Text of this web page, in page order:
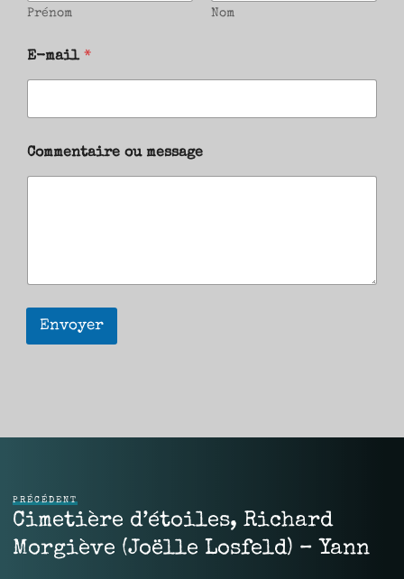
Prénom Nom
E-mail *
Commentaire ou message
Envoyer
PRÉCÉDENT
Cimetière d’étoiles, Richard
Morgiève (Joëlle Losfeld) – Yann